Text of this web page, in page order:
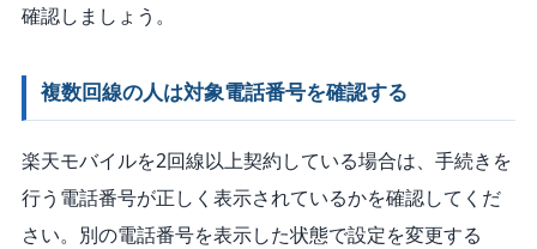
確認しましょう。
複数回線の人は対象電話番号を確認する
楽天モバイルを2回線以上契約している場合は、手続きを
行う電話番号が正しく表示されているかを確認してくだ
さい。別の電話番号を表示した状態で設定を変更する